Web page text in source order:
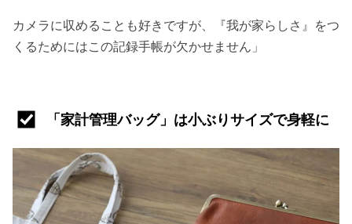
カメラに収めることも好きですが、『我が家らしさ』をつ
くるためにはこの記録手帳が欠かせません」
「家計管理バッグ」は小ぶりサイズで身軽に